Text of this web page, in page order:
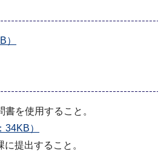
）
を使用すること。
）
提出すること。